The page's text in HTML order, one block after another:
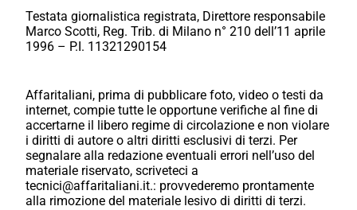
Testata giornalistica registrata, Direttore responsabile
Marco Scotti, Reg. Trib. di Milano n° 210 dell’11 aprile
1996 – P.I. 11321290154
Affaritaliani, prima di pubblicare foto, video o testi da
internet, compie tutte le opportune verifiche al fine di
accertarne il libero regime di circolazione e non violare
i diritti di autore o altri diritti esclusivi di terzi. Per
segnalare alla redazione eventuali errori nell’uso del
materiale riservato, scriveteci a
tecnici@affaritaliani.it.: provvederemo prontamente
alla rimozione del materiale lesivo di diritti di terzi.